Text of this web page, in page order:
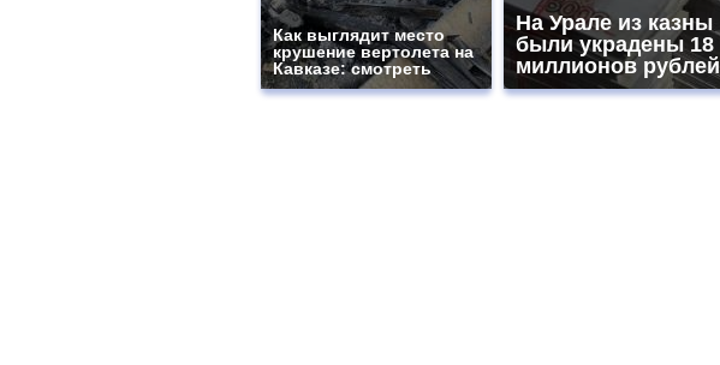
Как выглядит место
крушение вертолета на
Кавказе: смотреть
На Урале из казны
были украдены 18
миллионов рублей